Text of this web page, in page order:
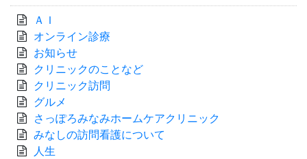
ＡＩ
オンライン診療
お知らせ
クリニックのことなど
クリニック訪問
グルメ
さっぽろみなみホームケアクリニック
みなしの訪問看護について
人生